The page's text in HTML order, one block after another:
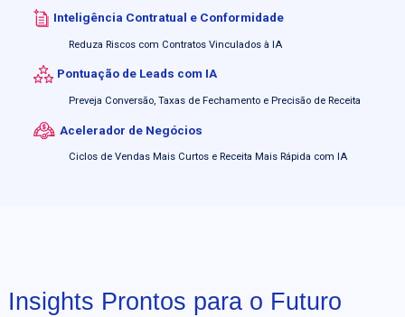
Inteligência Contratual e Conformidade
Reduza Riscos com Contratos Vinculados à IA
Pontuação de Leads com IA
Preveja Conversão, Taxas de Fechamento e Precisão de Receita
Acelerador de Negócios
Ciclos de Vendas Mais Curtos e Receita Mais Rápida com IA
Insights Prontos para o Futuro